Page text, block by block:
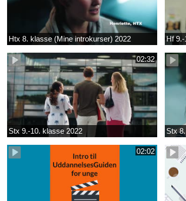
Htx 8. klasse (Mine introkurser) 2022 Hf
02:32
Stx 9.-10. klasse 2022 Stx
02:02